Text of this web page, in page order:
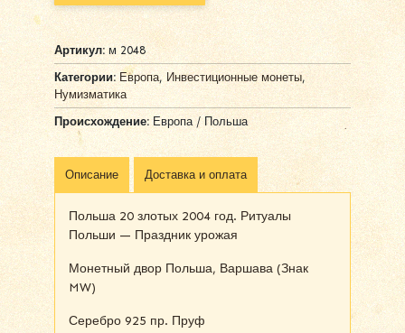
Артикул:м 2048
Категории: Европа, Инвестиционные монеты,
Нумизматика
Происхождение:Европа / Польша
Описание Доставка и оплата
Польша 20 злотых 2004 год. Ритуалы
Польши — Праздник урожая
Монетный двор Польша, Варшава (Знак
MW)
Серебро 925 пр. Пруф